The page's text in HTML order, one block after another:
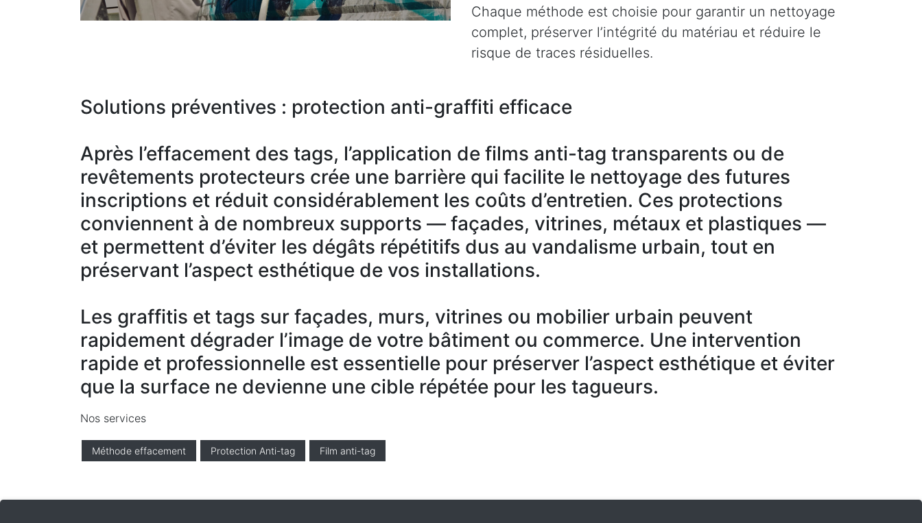
Chaque méthode est choisie pour garantir un nettoyage
complet, préserver l’intégrité du matériau et réduire le
risque de traces résiduelles.
Solutions préventives : protection anti-graffiti efficace
Après l’effacement des tags, l’application de films anti-tag transparents ou de
revêtements protecteurs crée une barrière qui facilite le nettoyage des futures
inscriptions et réduit considérablement les coûts d’entretien. Ces protections
conviennent à de nombreux supports — façades, vitrines, métaux et plastiques —
et permettent d’éviter les dégâts répétitifs dus au vandalisme urbain, tout en
préservant l’aspect esthétique de vos installations.
Les graffitis et tags sur façades, murs, vitrines ou mobilier urbain peuvent
rapidement dégrader l’image de votre bâtiment ou commerce. Une intervention
rapide et professionnelle est essentielle pour préserver l’aspect esthétique et éviter
que la surface ne devienne une cible répétée pour les tagueurs.
Nos services
Méthode effacement Protection Anti-tag Film anti-tag